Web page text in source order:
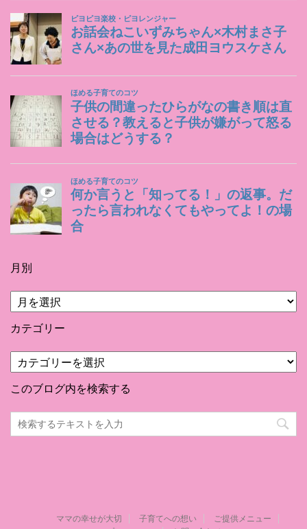
月別
月
別
カテゴリー
テ
ゴ
ー
このブログ内を検索する
ママの幸せが大切 子育てへの想い
ご提供メニュー